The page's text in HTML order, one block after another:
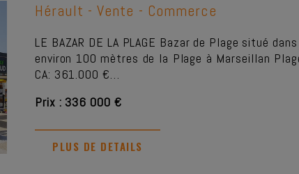
Hérault - Vente - Commerce
LE BAZAR DE LA PLAGE Bazar de Plage situé
environ 100 mètres de la Plage à Marseillan
CA: 361.000 €…
Prix : 336 000 €
PLUS DE DETAILS